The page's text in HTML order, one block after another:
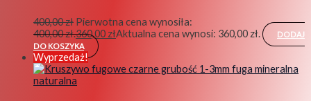
400,00zł Pierwotna cena wynosiła:
400,00 zł.360,00 złAktualna cena wynosi: 360,00 zł.
DODAJ
DO KOSZYKA
Wyprzedaż!